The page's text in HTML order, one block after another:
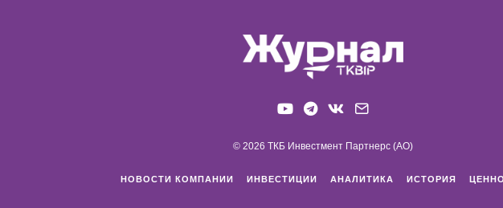
© 2026 ТКБ Инвестмент Партнерс (АО)
НОВОСТИ КОМПАНИИ ИНВЕСТИЦИИ АНАЛИТИКА ИСТОРИЯ